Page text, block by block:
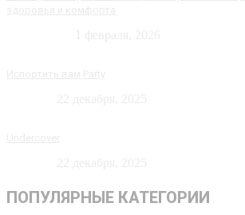
ПОПУЛЯРНЫЕ КАТЕГОРИИ